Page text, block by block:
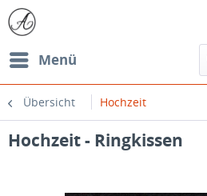
Menü
Übersicht Hochzeit
Hochzeit - Ringkissen